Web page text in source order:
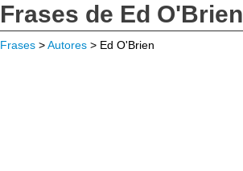
Frases de Ed O'Brien
Frases >Autores > Ed O'Brien